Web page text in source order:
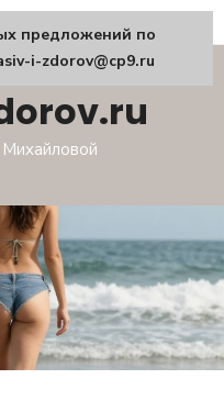
предложений по
i-zdorov@cp9.ru